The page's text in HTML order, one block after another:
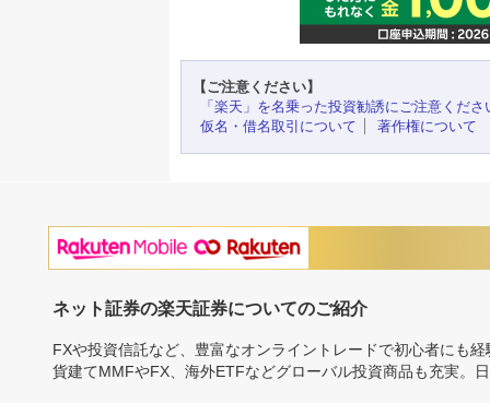
【ご注意ください】
「楽天」を名乗った投資勧誘にご注意くださ
仮名・借名取引について
著作権について
ネット証券の楽天証券についてのご紹介
FXや投資信託など、豊富なオンライントレードで初心者にも
貨建てMMFやFX、海外ETFなどグローバル投資商品も充実。